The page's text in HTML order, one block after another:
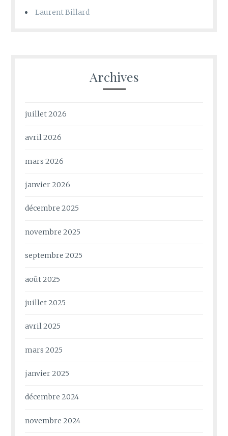
Laurent Billard
Archives
juillet 2026
avril 2026
mars 2026
janvier 2026
décembre 2025
novembre 2025
septembre 2025
août 2025
juillet 2025
avril 2025
mars 2025
janvier 2025
décembre 2024
novembre 2024